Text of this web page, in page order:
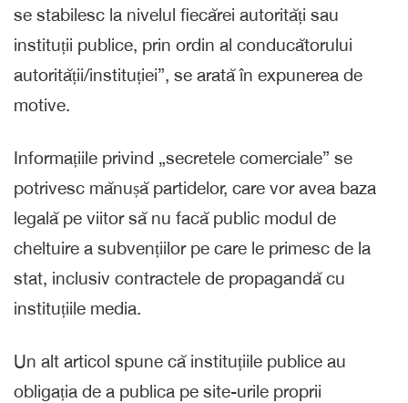
se stabilesc la nivelul fiecărei autorități sau
instituții publice, prin ordin al conducătorului
autorității/instituției”, se arată în expunerea de
motive.
Informațiile privind „secretele comerciale” se
potrivesc mănușă partidelor, care vor avea baza
legală pe viitor să nu facă public modul de
cheltuire a subvențiilor pe care le primesc de la
stat, inclusiv contractele de propagandă cu
instituțiile media.
Un alt articol spune că instituțiile publice au
obligația de a publica pe site-urile proprii